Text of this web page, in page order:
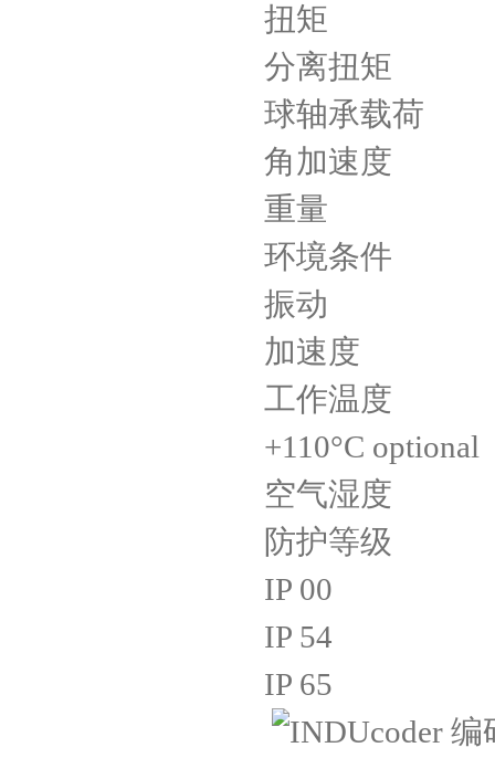
扭矩 ?
分离扭矩
球轴承载
角加速度
重量
环境条件
振动 200
加速度
工作温度
+110°C optional
空气湿度 -
防护等级
IP 00
IP 54
IP 65